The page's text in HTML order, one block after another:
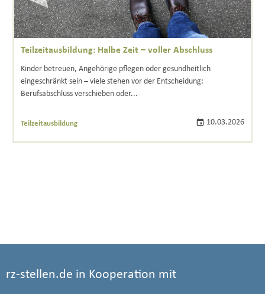
Teilzeitausbildung: Halbe Zeit – voller Abschluss
Kinder betreuen, Angehörige pflegen oder gesundheitlich
eingeschränkt sein – viele stehen vor der Entscheidung:
Berufsabschluss verschieben oder...
Teilzeitausbildung 10.03.2026
rz-stellen.de in Kooperation mit